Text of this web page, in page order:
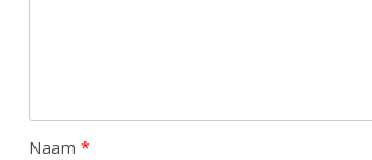
Naam *